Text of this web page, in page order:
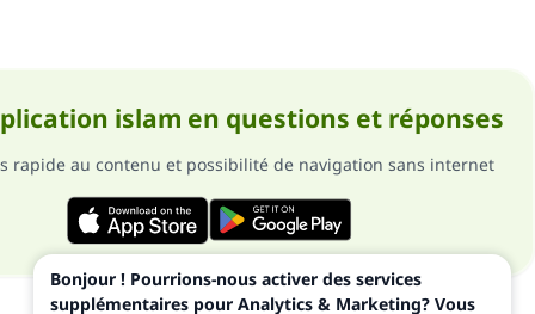
islam en questions et réponses
rapide au contenu et possibilité de navigation sans internet
Bonjour ! Pourrions-nous activer des services
supplémentaires pour Analytics & Marketing? Vous